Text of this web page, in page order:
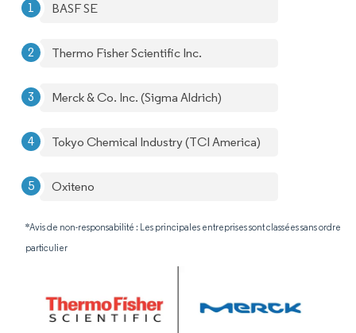
BASF SE
Thermo Fisher Scientific Inc.
Merck & Co. Inc. (Sigma Aldrich)
Tokyo Chemical Industry (TCI America)
Oxiteno
*Avis de non-responsabilité : Les principales entreprises sont classées sans ordre
particulier